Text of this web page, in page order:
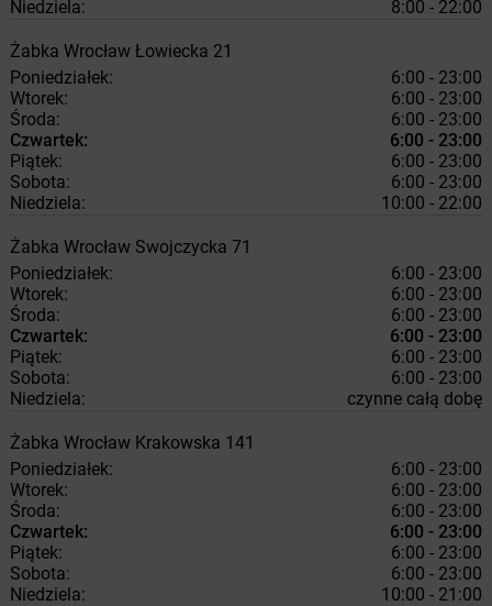
Niedziela: 8:00 - 22:00
Żabka Wrocław Łowiecka 21
Poniedziałek:
6:00 - 23:00
Wtorek:
6:00 - 23:00
Środa:
6:00 - 23:00
Czwartek:
6:00 - 23:00
Piątek:
6:00 - 23:00
Sobota:
6:00 - 23:00
Niedziela:
10:00 - 22:00
Żabka Wrocław Swojczycka 71
Poniedziałek:
6:00 - 23:00
Wtorek:
6:00 - 23:00
Środa:
6:00 - 23:00
Czwartek:
6:00 - 23:00
Piątek:
6:00 - 23:00
Sobota:
6:00 - 23:00
Niedziela:
czynne całą dobę
Żabka Wrocław Krakowska 141
Poniedziałek:
6:00 - 23:00
Wtorek:
6:00 - 23:00
Środa:
6:00 - 23:00
Czwartek:
6:00 - 23:00
Piątek:
6:00 - 23:00
Sobota:
6:00 - 23:00
Niedziela:
10:00 - 21:00